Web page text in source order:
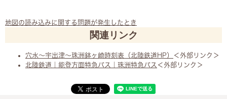
地図の読み込みに関する問題が発生したとき
関連リンク
穴水～宇出津～珠洲鉢ヶ崎時刻表（北陸鉄道HP）
＜外部リンク＞
北陸鉄道｜能登方面特急バス｜珠洲特急バス ＜外部リンク＞